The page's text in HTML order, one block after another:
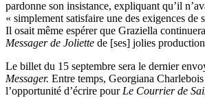
pardonne son insistance, expliquant qu’il
« simplement satisfaire une des exigences de
Il osait même espérer que Graziella
Messager de Joliette de [ses] jolies
Le billet du 15 septembre sera le dernier
Messager. Entre temps, Georgiana
l’opportunité d’écrire pourLe Courrier de